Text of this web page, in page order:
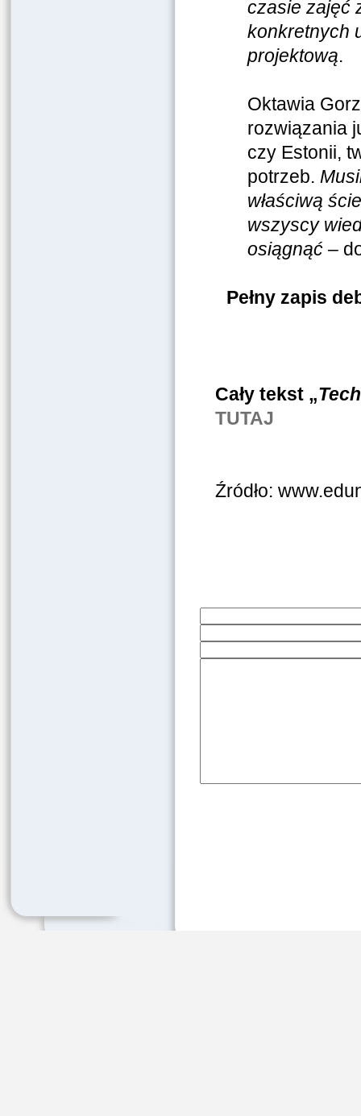
czasie zajęć
konkretnych
projektową.
Oktawia
rozwiązania
czy Estonii,
potrzeb.
właściwą
wszyscy
osiągnąć–
Pełny zapis
Cały tekst „
TUTAJ
Źródło: